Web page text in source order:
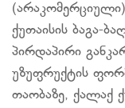
ქუთაისის ბაგა-
პირდაპირი
უზუფრუქტის
თაობაზე, ქალაქ